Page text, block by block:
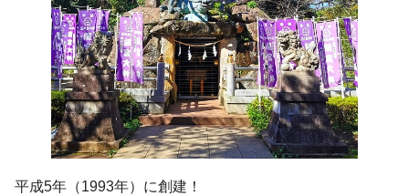
平成5年（1993年）に創建！